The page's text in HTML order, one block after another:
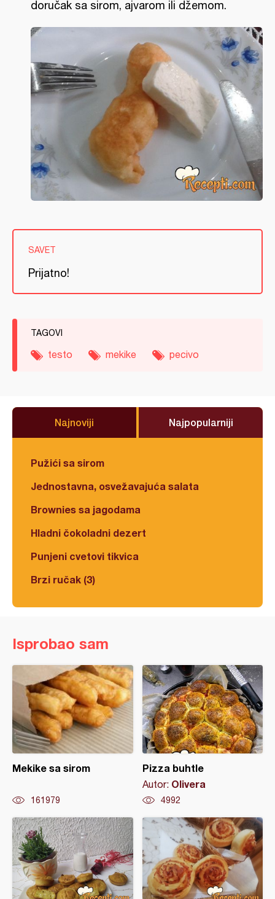
doručak sa sirom, ajvarom ili džemom.
SAVET
Prijatno!
TAGOVI
testo mekike pecivo
Najnoviji Najpopularniji
Pužići sa sirom
Jednostavna, osvežavajuća salata
Brownies sa jagodama
Hladni čokoladni dezert
Punjeni cvetovi tikvica
Brzi ručak (3)
Isprobao sam
Mekike sa sirom
161979
Pizza buhtle
Autor: Olivera
4992